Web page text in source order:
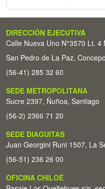
DIRECCIÓN EJECUTIVA
Calle Nueva Uno N°3570 Lt. 4
San Pedro de La Paz,
(56-41) 285 32 60
SEDE METROPOLITANA
Sucre 2397, Ñuñoa, Santiago
(56-2) 2366 71 20
SEDE DIAGUITAS
Juan Georgini Runi 1507, La
(56-51) 236 26 00
OFICINA CHILOÉ